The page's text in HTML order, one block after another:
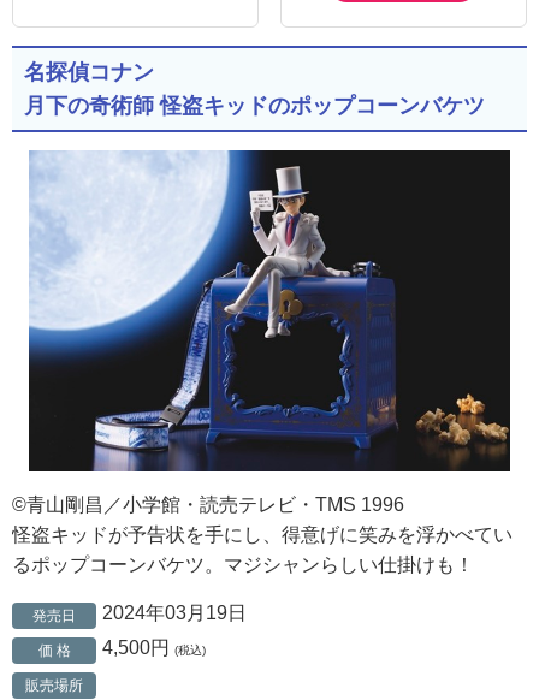
名探偵コナン
月下の奇術師 怪盗キッドのポップコーンバケツ
©青山剛昌／小学館・読売テレビ・TMS 1996
怪盗キッドが予告状を手にし、得意げに笑みを浮かべてい
るポップコーンバケツ。マジシャンらしい仕掛けも！
発売日 2024年03月19日
価 格 4,500円 (税込)
販売場所